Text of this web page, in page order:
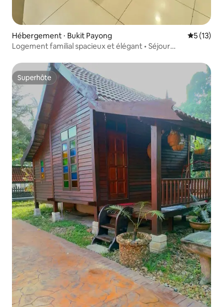
Hébergement ⋅ Bukit Payong
5 (13)
Logement familial spacieux et élégant • Séjour
Superhôte
Superhôte